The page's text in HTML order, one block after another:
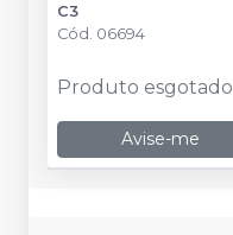
C3
Cód. 06694
Produto esgotado
Avise-me